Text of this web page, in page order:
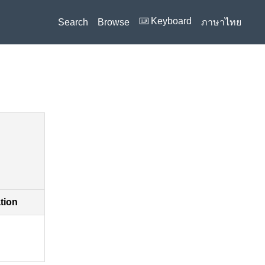
Search Browse ⌨️ Keyboard ภาษาไทย